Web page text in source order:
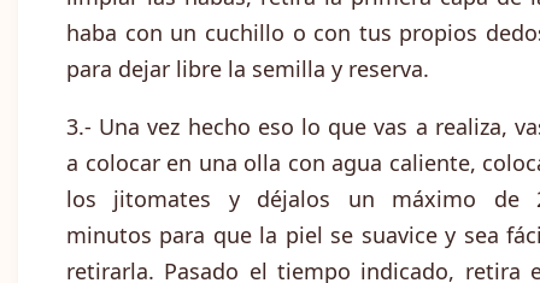
haba con un cuchillo o con tus propios
para dejar libre la semilla y reserva.
3.- Una vez hecho eso lo que vas a realiza,
a colocar en una olla con agua caliente,
los jitomates y déjalos un máximo de
minutos para que la piel se suavice y sea
retirarla. Pasado el tiempo indicado, retira